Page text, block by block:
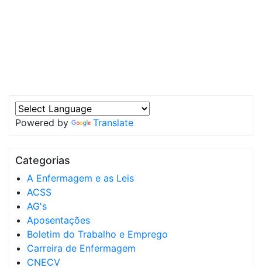
Powered by Translate
Categorias
A Enfermagem e as Leis
ACSS
AG's
Aposentações
Boletim do Trabalho e Emprego
Carreira de Enfermagem
CNECV